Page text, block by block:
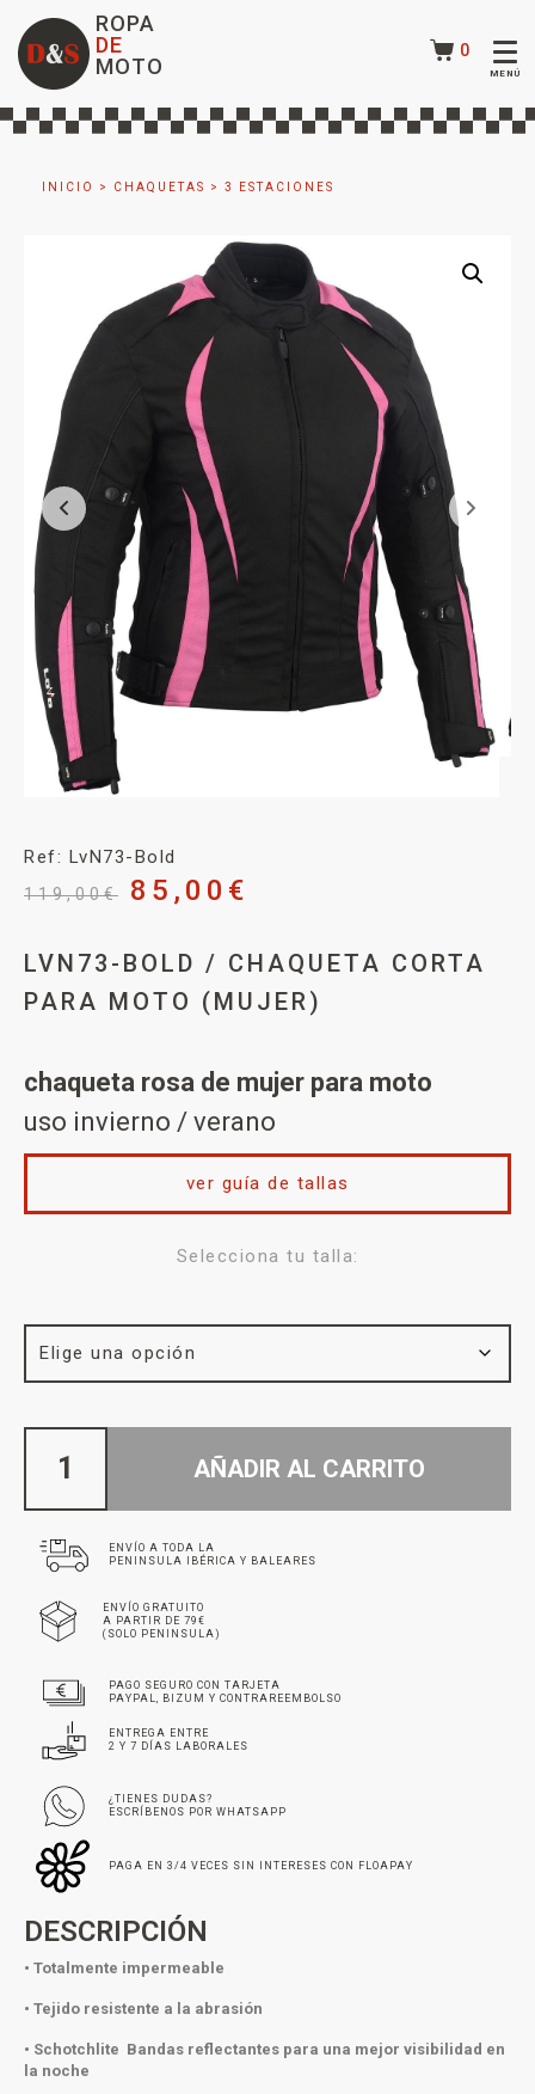
ROPA
DE
MOTO
0
INICIO > CHAQUETAS > 3 ESTACIONES
Ref: LvN73-Bold
119,00€ 85,00 €
LVN73-BOLD / CHAQUETA CORTA
PARA MOTO (MUJER)
chaqueta rosa de mujer para moto
uso invierno / verano
Selecciona tu talla:
ver guía de tallas
AÑADIR AL CARRITO
ENVÍO A TODA LA
PENINSULA IBÉRICA Y BALEARES
ENVÍO GRATUITO
A PARTIR DE 79€
(SOLO PENINSULA)
PAGO SEGURO CON TARJETA
PAYPAL, BIZUM Y CONTRAREEMBOLSO
ENTREGA ENTRE
2 Y 7 DÍAS LABORALES
¿TIENES DUDAS?
ESCRÍBENOS POR WHATSAPP
PAGA EN 3/4 VECES SIN INTERESES CON FLOAPAY
DESCRIPCIÓN
• Totalmente impermeable
• Tejido resistente a la abrasión
• Schotchlite Bandas reflectantes para una mejor visibilidad en
la noche